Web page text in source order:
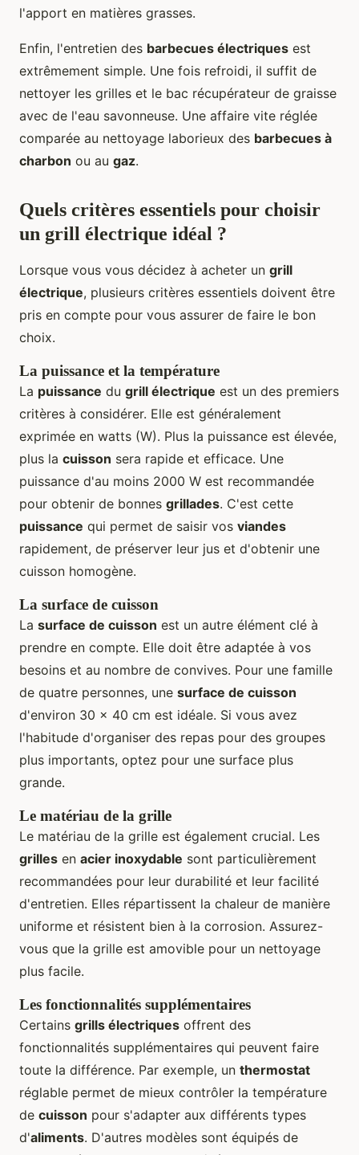
l'apport en matières grasses.
Enfin, l'entretien des barbecues électriques est
extrêmement simple. Une fois refroidi, il suffit de
nettoyer les grilles et le bac récupérateur de graisse
avec de l'eau savonneuse. Une affaire vite réglée
comparée au nettoyage laborieux des barbecues à
charbon ou au gaz.
Quels critères essentiels pour choisir
un grill électrique idéal ?
Lorsque vous vous décidez à acheter un grill
électrique, plusieurs critères essentiels doivent être
pris en compte pour vous assurer de faire le bon
choix.
La puissance et la température
La puissance du grill électrique est un des premiers
critères à considérer. Elle est généralement
exprimée en watts (W). Plus la puissance est élevée,
plus la cuisson sera rapide et efficace. Une
puissance d'au moins 2000 W est recommandée
pour obtenir de bonnes grillades. C'est cette
puissance qui permet de saisir vos viandes
rapidement, de préserver leur jus et d'obtenir une
cuisson homogène.
La surface de cuisson
La surface de cuisson est un autre élément clé à
prendre en compte. Elle doit être adaptée à vos
besoins et au nombre de convives. Pour une famille
de quatre personnes, une surface de cuisson
d'environ 30 x 40 cm est idéale. Si vous avez
l'habitude d'organiser des repas pour des groupes
plus importants, optez pour une surface plus
grande.
Le matériau de la grille
Le matériau de la grille est également crucial. Les
grilles en acier inoxydable sont particulièrement
recommandées pour leur durabilité et leur facilité
d'entretien. Elles répartissent la chaleur de manière
uniforme et résistent bien à la corrosion. Assurez-
vous que la grille est amovible pour un nettoyage
plus facile.
Les fonctionnalités supplémentaires
Certains grills électriques offrent des
fonctionnalités supplémentaires qui peuvent faire
toute la différence. Par exemple, un thermostat
réglable permet de mieux contrôler la température
de cuisson pour s'adapter aux différents types
d'aliments. D'autres modèles sont équipés de